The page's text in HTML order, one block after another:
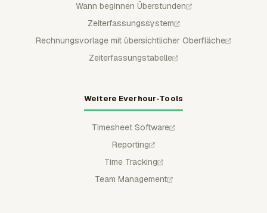
Wann beginnen Überstunden
Zeiterfassungssystem
Rechnungsvorlage mit übersichtlicher Oberfläche
Zeiterfassungstabelle
Weitere Everhour-Tools
Timesheet Software
Reporting
Time Tracking
Team Management